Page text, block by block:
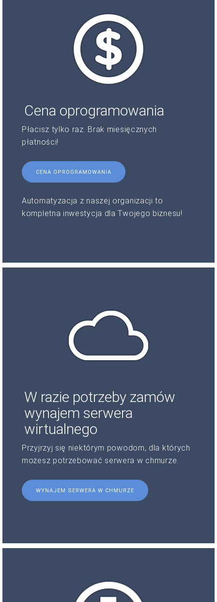
Cena oprogramowania
Płacisz tylko raz. Brak miesięcznych
płatności!
CENA OPROGRAMOWANIA
Automatyzacja z naszej organizacji to
kompletna inwestycja dla Twojego biznesu!
W razie potrzeby zamów
wynajem serwera
wirtualnego
Przyjrzyj się niektórym powodom, dla których
możesz potrzebować serwera w chmurze.
WYNAJEM SERWERA W CHMURZE